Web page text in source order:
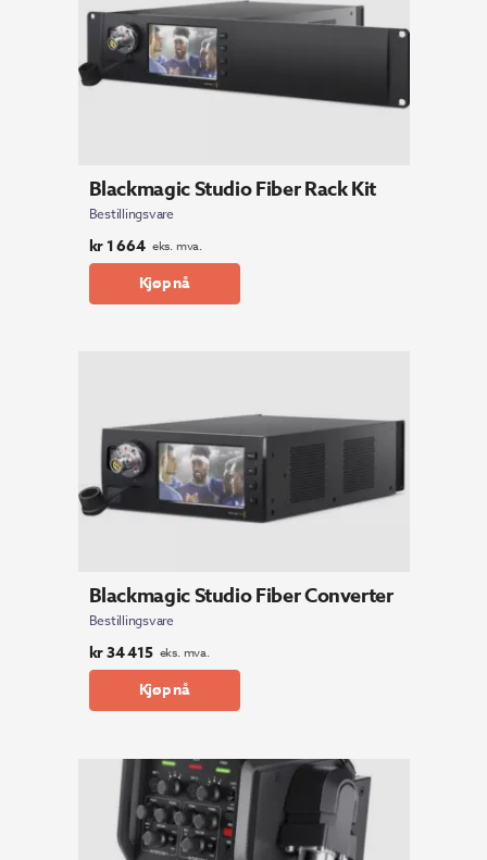
Blackmagic Studio Fiber Rack Kit
Bestillingsvare
kr1 664 eks. mva.
Kjøp nå
Blackmagic Studio Fiber Converter
Bestillingsvare
kr34 415 eks. mva.
Kjøp nå